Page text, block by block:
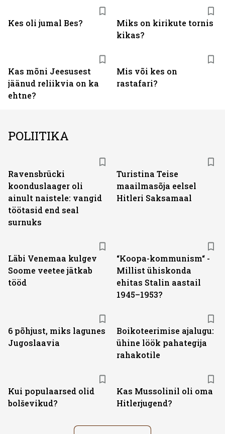
Kes oli jumal Bes?
Miks on kirikute tornis
kikas?
Kas mõni Jeesusest
jäänud reliikvia on ka
ehtne?
Mis või kes on
rastafari?
POLIITIKA
Ravensbrücki
koonduslaager oli
ainult naistele: vangid
töötasid end seal
surnuks
Turistina Teise
maailmasõja eelsel
Hitleri Saksamaal
Läbi Venemaa kulgev
Soome veetee jätkab
tööd
“Koopa-kommunism“ -
Millist ühiskonda
ehitas Stalin aastail
1945–1953?
6 põhjust, miks lagunes
Jugoslaavia
Boikoteerimise ajalugu:
ühine löök pahategija
rahakotile
Kui populaarsed olid
bolševikud?
Kas Mussolinil oli oma
Hitlerjugend?